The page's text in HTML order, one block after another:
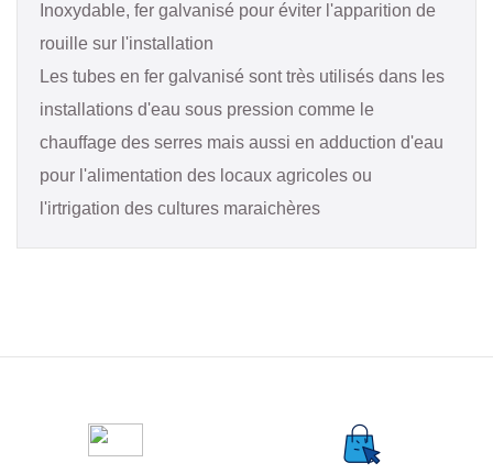
Inoxydable, fer galvanisé pour éviter l'apparition de
rouille sur l'installation
Les tubes en fer galvanisé sont très utilisés dans les
installations d'eau sous pression comme le
chauffage des serres mais aussi en adduction d'eau
pour l'alimentation des locaux agricoles ou
l'irtrigation des cultures maraichères